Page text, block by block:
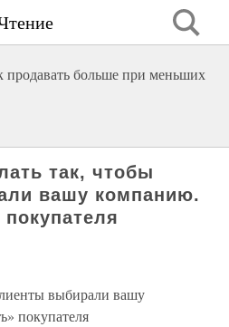
больше при меньших
так, чтобы
вашу компанию.
выбирали вашу
покупателя